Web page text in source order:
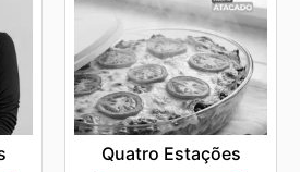
Quatro Estações